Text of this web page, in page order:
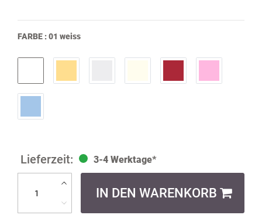
FARBE :01 weiss
3-4 Werktage*
IN DEN WARENKORB